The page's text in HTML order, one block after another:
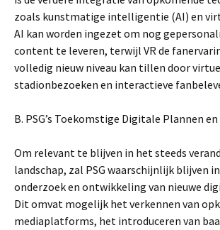
zoals kunstmatige intelligentie (AI) en
AI kan worden ingezet om nog
content te leveren, terwijl VR de
volledig nieuw niveau kan tillen door
stadionbezoeken en interactieve
B. PSG’s Toekomstige Digitale Plannen
Om relevant te blijven in het steeds
landschap, zal PSG waarschijnlijk blijven
onderzoek en ontwikkeling van nieuwe
Dit omvat mogelijk het verkennen van
mediaplatforms, het introduceren van